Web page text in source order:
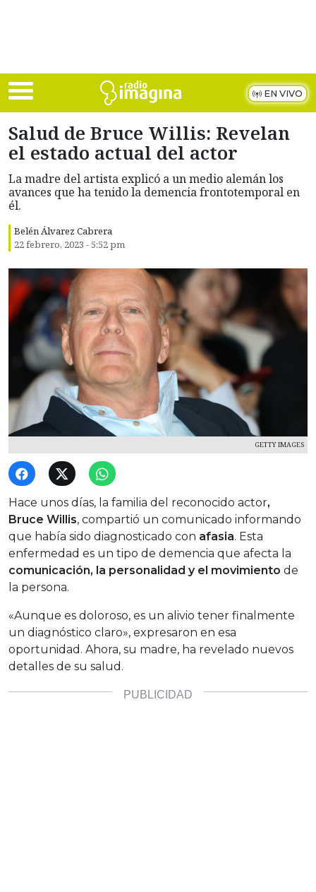
EN VIVO
Salud de Bruce Willis: Revelan
el estado actual del actor
La madre del artista explicó a un medio alemán los
avances que ha tenido la demencia frontotemporal en
él.
Belén Álvarez Cabrera
22 febrero, 2023 - 5:52 pm
GETTY IMAGES
Hace unos días, la familia del reconocido actor,
Bruce Willis, compartió un comunicado informando
que había sido diagnosticado con afasia. Esta
enfermedad es un tipo de demencia que afecta la
comunicación, la personalidad y el movimiento de
la persona.
«Aunque es doloroso, es un alivio tener finalmente
un diagnóstico claro», expresaron en esa
oportunidad. Ahora, su madre, ha revelado nuevos
detalles de su salud.